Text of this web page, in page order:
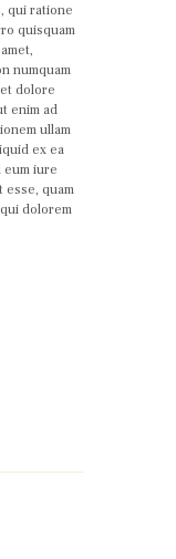
qui ratione
quisquam
numquam
dolore
enim ad
ullam
ex ea
eum iure
quam
dolorem